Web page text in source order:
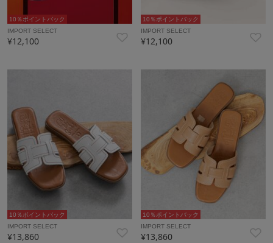
10％ポイントバック
IMPORT SELECT
¥12,100
10％ポイントバック
IMPORT SELECT
¥12,100
10％ポイントバック
IMPORT SELECT
¥13,860
10％ポイントバック
IMPORT SELECT
¥13,860